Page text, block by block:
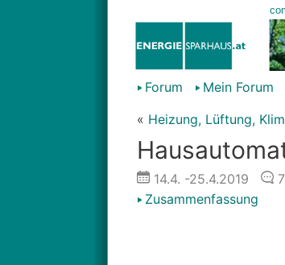
Forum Mein Forum
« Heizung, Lüftung,
14.4. -25.4.2019
Zusammenfassung